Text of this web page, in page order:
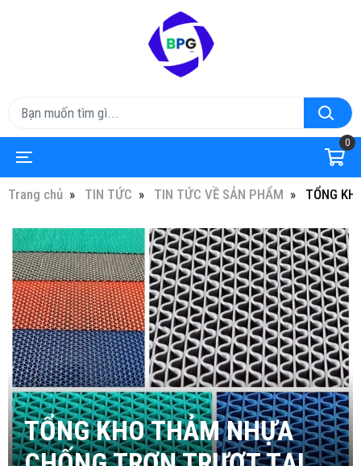
0
Trang chủ TIN TỨC TIN TỨC VỀ SẢN PHẨM TỔNG
TỔNG KHO THẢM NHỰA